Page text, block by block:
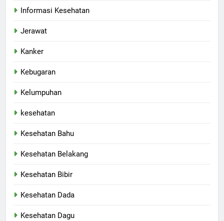
Informasi Kesehatan
Jerawat
Kanker
Kebugaran
Kelumpuhan
kesehatan
Kesehatan Bahu
Kesehatan Belakang
Kesehatan Bibir
Kesehatan Dada
Kesehatan Dagu